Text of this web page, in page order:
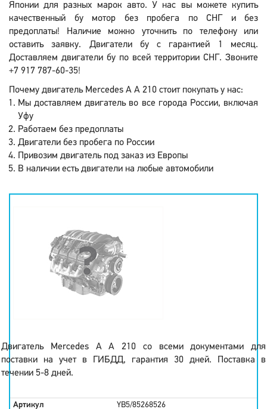
Японии для разных марок авто. У нас вы можете купить
качественный бу мотор без пробега по СНГ и без
предоплаты! Наличие можно уточнить по телефону или
оставить заявку. Двигатели бу с гарантией 1 месяц.
Доставляем двигатели бу по всей территории СНГ. Звоните
+7 917 787-60-35!
Почему двигатель Mercedes A A 210 стоит покупать у нас:
Мы доставляем двигатель во все города России, включая
Уфу
Работаем без предоплаты
Двигатели без пробега по России
Привозим двигатель под заказ из Европы
В наличии есть двигатели на любые автомобили
Двигатель Mercedes A A 210 со всеми документами для
поставки на учет в ГИБДД, гарантия 30 дней. Поставка в
течении 5-8 дней.
Артикул YB5/85268526